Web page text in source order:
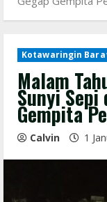
Kotawaringin
Malam
Sunyi Sepi
Gempita
Calvin 1